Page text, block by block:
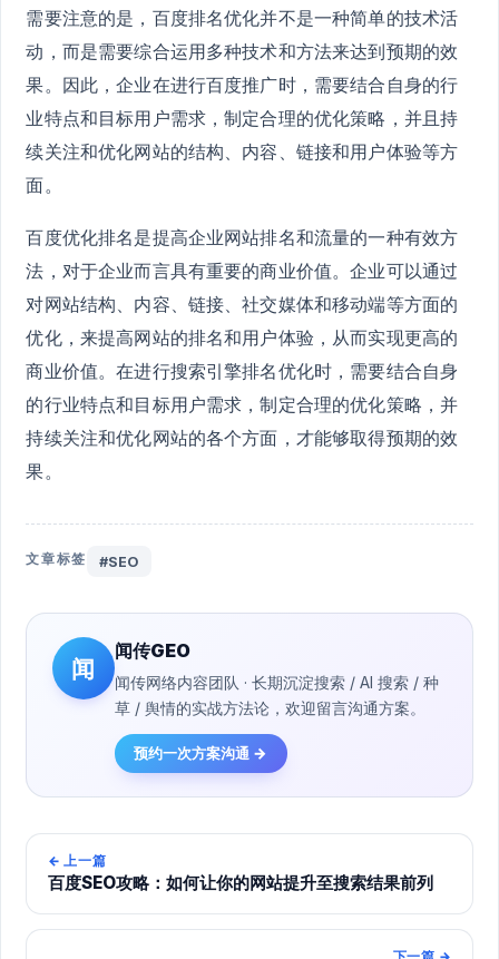
需要注意的是，百度排名优化并不是一种简单的技术活
动，而是需要综合运用多种技术和方法来达到预期的效
果。因此，企业在进行百度推广时，需要结合自身的行
业特点和目标用户需求，制定合理的优化策略，并且持
续关注和优化网站的结构、内容、链接和用户体验等方
面。
百度优化排名是提高企业网站排名和流量的一种有效方
法，对于企业而言具有重要的商业价值。企业可以通过
对网站结构、内容、链接、社交媒体和移动端等方面的
优化，来提高网站的排名和用户体验，从而实现更高的
商业价值。在进行搜索引擎排名优化时，需要结合自身
的行业特点和目标用户需求，制定合理的优化策略，并
持续关注和优化网站的各个方面，才能够取得预期的效
果。
文章标签 #SEO
闻
闻传GEO
闻传网络内容团队 · 长期沉淀搜索 / AI 搜索 / 种
草 / 舆情的实战方法论，欢迎留言沟通方案。
预约一次方案沟通 →
← 上一篇
百度SEO攻略：如何让你的网站提升至搜索结果前列